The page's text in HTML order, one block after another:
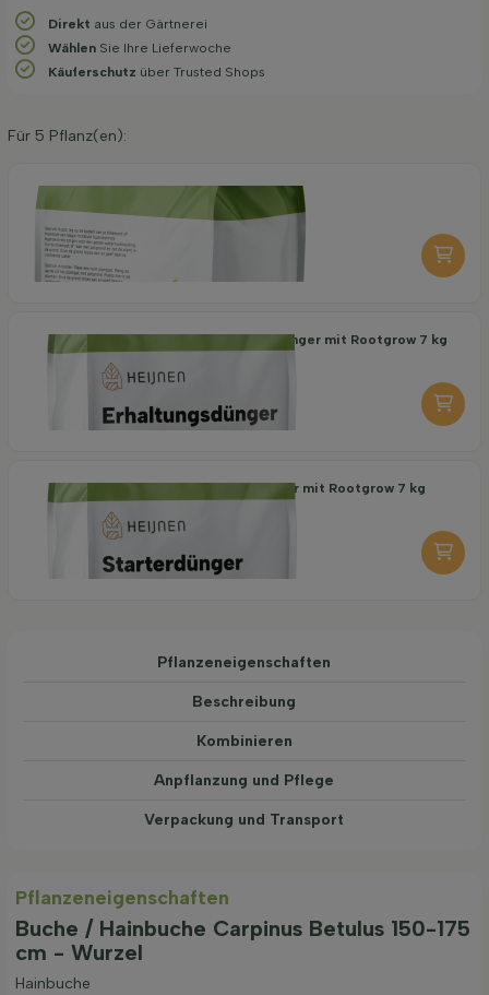
Direkt aus der Gärtnerei
Wählen Sie Ihre Lieferwoche
Käuferschutz über Trusted Shops
Für 5 Pflanz(en):
Organische Pflanzerde 40 l
6,95
-
Organischer Erhaltungsdünger mit Rootgrow 7 kg
-
Organischer Starterdünger mit Rootgrow 7 kg
Pflanzeneigenschaften
Beschreibung
Kombinieren
Anpflanzung und Pflege
Verpackung und Transport
Pflanzeneigenschaften
Buche / Hainbuche Carpinus Betulus 150-175
cm - Wurzel
Hainbuche